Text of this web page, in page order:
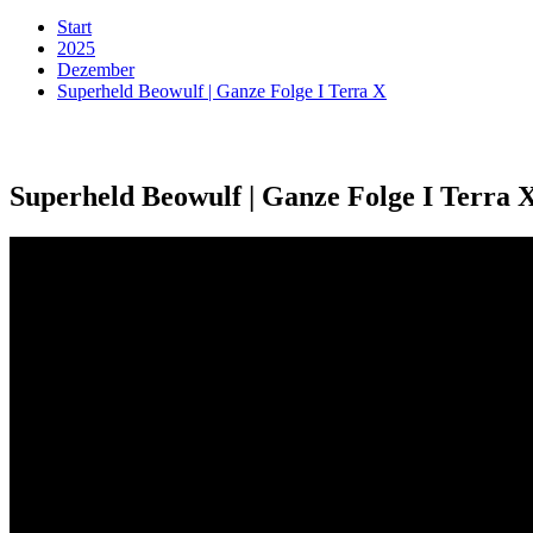
Start
2025
Dezember
Superheld Beowulf | Ganze Folge I Terra X
Superheld Beowulf | Ganze Folge I Terra